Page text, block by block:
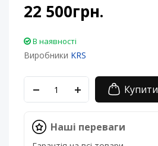
22 500грн.
В наявності
Виробники KRS
Купити
Наші переваги